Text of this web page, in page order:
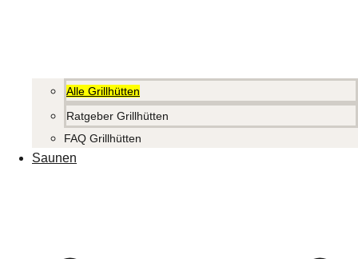
Alle Grillhütten
Ratgeber Grillhütten
FAQ Grillhütten
Saunen